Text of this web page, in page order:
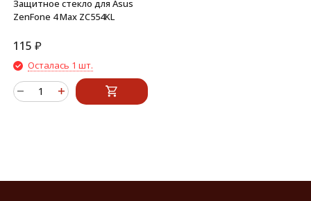
Защитное стекло для Asus
ZenFone 4 Max ZC554KL
115 ₽
Осталась 1 шт.